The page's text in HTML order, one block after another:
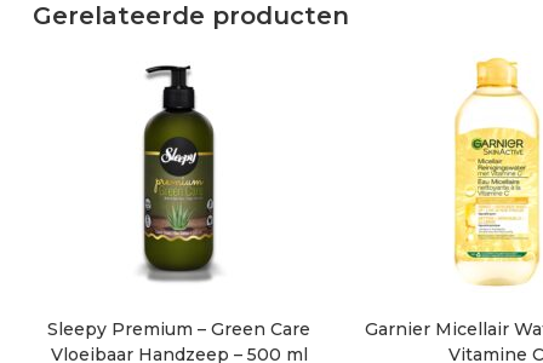
Gerelateerde producten
Sleepy Premium – Green Care
Vloeibaar Handzeep – 500 ml
Garnier Micellair
Vitamine